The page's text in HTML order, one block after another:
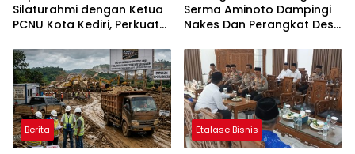
Silaturahmi dengan Ketua
PCNU Kota Kediri, Perkuat
Daerah
Serma Aminoto Dampingi
Nakes Dan Perangkat Desa
Berita Etalase Bisnis